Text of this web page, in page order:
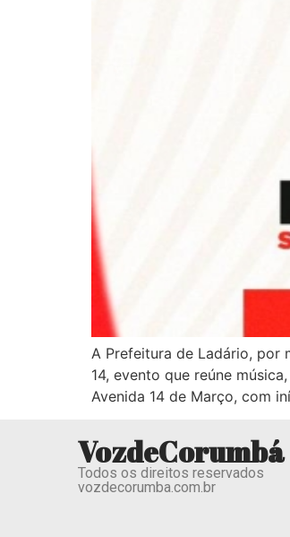
A Prefeitura de Ladário, por
14, evento que reúne
Avenida 14 de Março, com
VozdeCorumbá
Todos os direitos reservados
vozdecorumba.com.br